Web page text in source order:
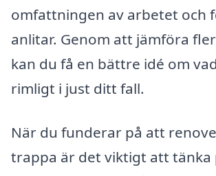
omfattningen av arbetet och
anlitar. Genom att jämföra
kan du få en bättre idé om
rimligt i just ditt fall.
När du funderar på att
trappa är det viktigt att tänka